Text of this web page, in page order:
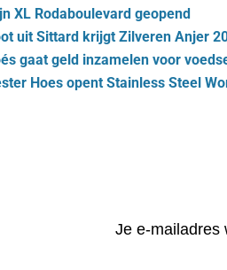
XL Rodaboulevard geopend
uit Sittard krijgt Zilveren Anjer
gaat geld inzamelen voor
Hoes opent Stainless Steel
Je e-mailadres